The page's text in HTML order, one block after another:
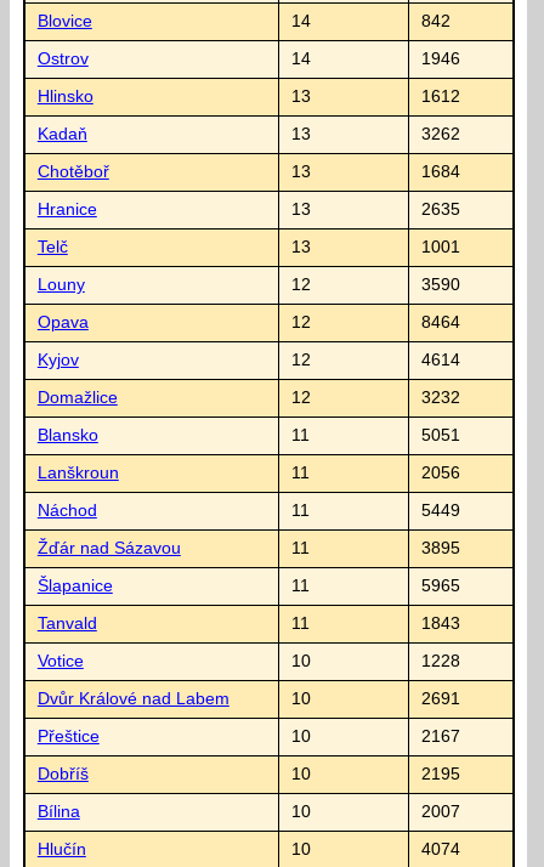
Blovice 14 842
Ostrov 14 1946
Hlinsko 13 1612
Kadaň 13 3262
Chotěboř 13 1684
Hranice 13 2635
Telč 13 1001
Louny 12 3590
Opava 12 8464
Kyjov 12 4614
Domažlice 12 3232
Blansko 11 5051
Lanškroun 11 2056
Náchod 11 5449
Žďár nad Sázavou 11 3895
Šlapanice 11 5965
Tanvald 11 1843
Votice 10 1228
Dvůr Králové nad Labem 10 2691
Přeštice 10 2167
Dobříš 10 2195
Bílina 10 2007
Hlučín 10 4074